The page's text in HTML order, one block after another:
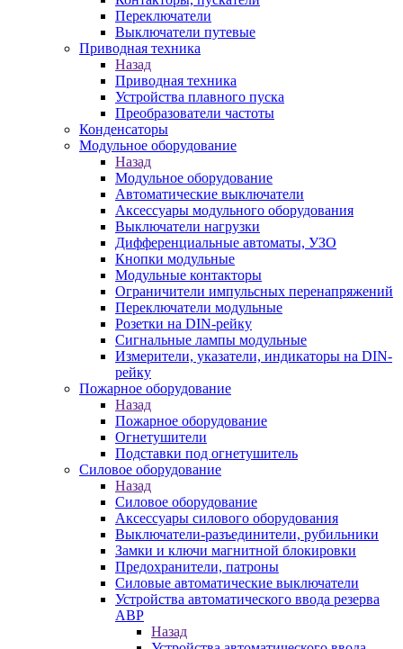
Переключатели
Выключатели путевые
Приводная техника
Назад
Приводная техника
Устройства плавного пуска
Преобразователи частоты
Конденсаторы
Модульное оборудование
Назад
Модульное оборудование
Автоматические выключатели
Аксессуары модульного оборудования
Выключатели нагрузки
Дифференциальные автоматы, УЗО
Кнопки модульные
Модульные контакторы
Ограничители импульсных перенапряжений
Переключатели модульные
Розетки на DIN-рейку
Сигнальные лампы модульные
Измерители, указатели, индикаторы на DIN-
рейку
Пожарное оборудование
Назад
Пожарное оборудование
Огнетушители
Подставки под огнетушитель
Силовое оборудование
Назад
Силовое оборудование
Аксессуары силового оборудования
Выключатели-разъединители, рубильники
Замки и ключи магнитной блокировки
Предохранители, патроны
Силовые автоматические выключатели
Устройства автоматического ввода резерва
АВР
Назад